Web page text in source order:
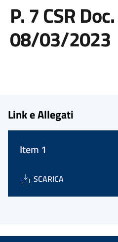
P. 7 CSR
08/03/2023
Link e Allegati
Item 1
SCARICA